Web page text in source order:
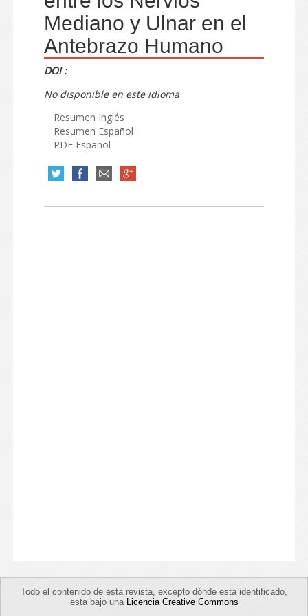
Mediano y Ulnar en el
Antebrazo Humano
DOI :
No disponible en este idioma
Resumen Inglés
Resumen Español
PDF Español
Todo el contenido de esta revista, excepto dónde está identificado,
esta bajo una Licencia Creative Commons